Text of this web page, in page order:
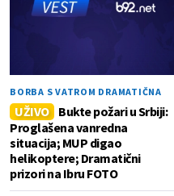
BORBA S VATROM DRAMATIČNA
UŽIVO
Bukte požari u Srbiji:
Proglašena vanredna
situacija; MUP digao
helikoptere; Dramatični
prizori na Ibru FOTO